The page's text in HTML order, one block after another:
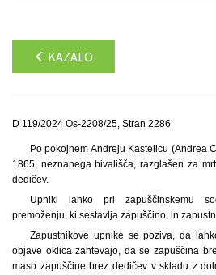
KAZALO
D 119/2024 Os-2208/25, Stran 2286
Po pokojnem Andreju Kastelicu (Andrea
1865, neznanega bivališča, razglašen za
dedičev.
Upniki lahko pri zapuščinskemu
premoženju, ki sestavlja zapuščino, in
Zapustnikove upnike se poziva, da
objave oklica zahtevajo, da se zapuščina
maso zapuščine brez dedičev v skladu z